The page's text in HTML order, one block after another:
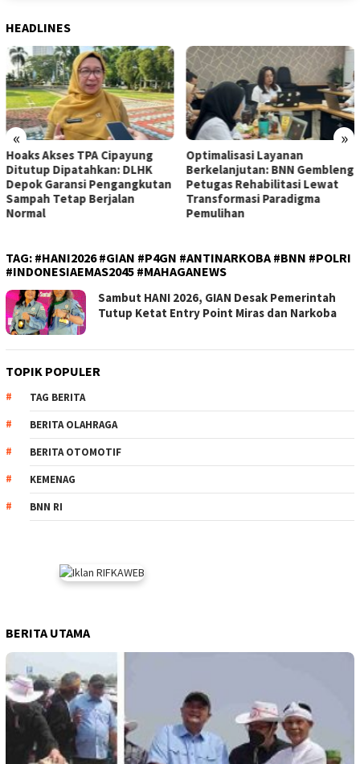
HEADLINES
« »
Optimalisasi Layanan
Berkelanjutan: BNN Gembleng
Petugas Rehabilitasi Lewat
Transformasi Paradigma
Modus Baru Vape
Lintas Negara: BNN &
Cukai Gulung Jaringan
Etomidate di 4 Lokasi
TAG: #HANI2026 #GIAN #P4GN #ANTINARKOBA #BNN #POLRI
#INDONESIAEMAS2045 #MAHAGANEWS
Sambut HANI 2026, GIAN Desak Pemerintah
Tutup Ketat Entry Point Miras dan Narkoba
TOPIK POPULER
TAG BERITA
BERITA OLAHRAGA
BERITA OTOMOTIF
KEMENAG
BNN RI
BERITA UTAMA